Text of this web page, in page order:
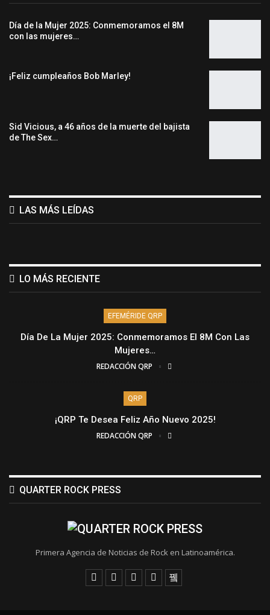
Día de la Mujer 2025: Conmemoramos el 8M
con las mujeres…
¡Feliz cumpleaños Bob Marley!
Sid Vicious, a 46 años de la muerte del bajista
de The Sex…
LAS MÁS LEÍDAS
LO MÁS RECIENTE
EFEMÉRIDE QRP
Día De La Mujer 2025: Conmemoramos El 8M Con Las
Mujeres…
REDACCIÓN QRP
QRP
¡QRP Te Desea Feliz Año Nuevo 2025!
REDACCIÓN QRP
QUARTER ROCK PRESS
Primera Agencia de Noticias de Rock en Latinoamérica.